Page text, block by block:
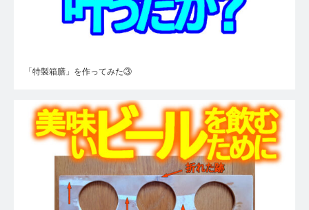
「特製箱膳」を作ってみた③